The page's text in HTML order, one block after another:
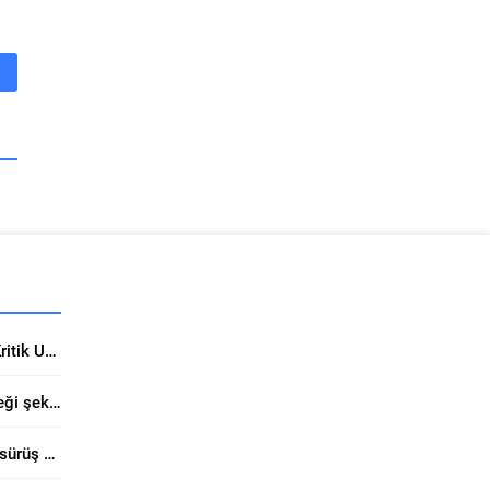
Yunanistan Yatırımlarında Kritik Uzman Uyarısı
Filli Boya Trabzon’da geleceği şekillendiriyor
Tosyalı’nın modifiye asfaltı sürüş güvenliğini yukarı taşıyor